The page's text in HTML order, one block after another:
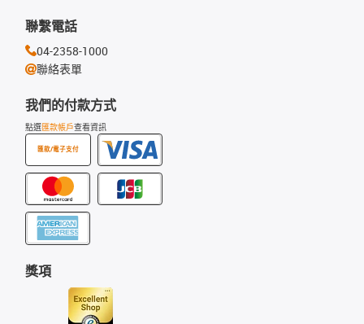
我們的付款方式
點選匯款帳戶查看資訊
匯款/電子支付
獎項
聯繫電話
04-2358-1000
聯絡表單